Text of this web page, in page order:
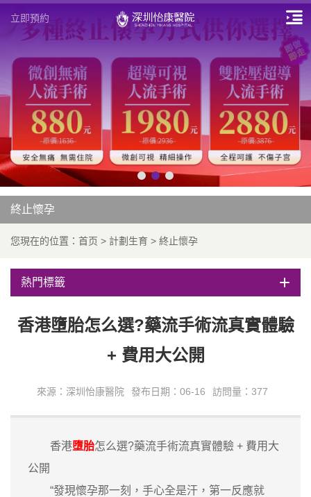
立即預約
終止懷孕
您現在的位置： 首页 > 計劃生育 > 終止懷孕
熱門標籤
香港墮胎怎么選?藥流手術流真實體驗
+ 費用大公開
來源：深圳怡康醫院 發布日期：06-16 訪問量：377
香港墮胎怎么選?藥流手術流真實體驗 + 費用大
公開
“發現懷孕那一刻，手心全是汗，第一反應就